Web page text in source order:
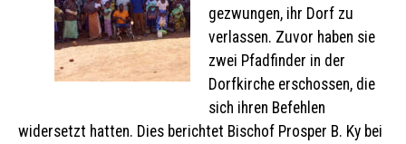
gezwungen, ihr Dorf zu
verlassen. Zuvor haben sie
zwei Pfadfinder in der
Dorfkirche erschossen, die
sich ihren Befehlen
widersetzt hatten. Dies berichtet Bischof Prosper B. Ky bei